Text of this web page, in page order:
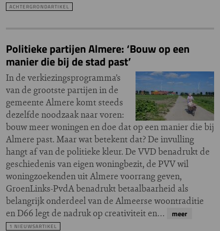
ACHTERGRONDARTIKEL
Politieke partijen Almere: ‘Bouw op een
manier die bij de stad past’
In de verkiezingsprogramma’s
van de grootste partijen in de
gemeente Almere komt steeds
dezelfde noodzaak naar voren:
bouw meer woningen en doe dat op een manier die bij
Almere past. Maar wat betekent dat? De invulling
hangt af van de politieke kleur. De VVD benadrukt de
geschiedenis van eigen woningbezit, de PVV wil
woningzoekenden uit Almere voorrang geven,
GroenLinks-PvdA benadrukt betaalbaarheid als
belangrijk onderdeel van de Almeerse woontraditie
en D66 legt de nadruk op creativiteit en…
meer
1 NIEUWSARTIKEL